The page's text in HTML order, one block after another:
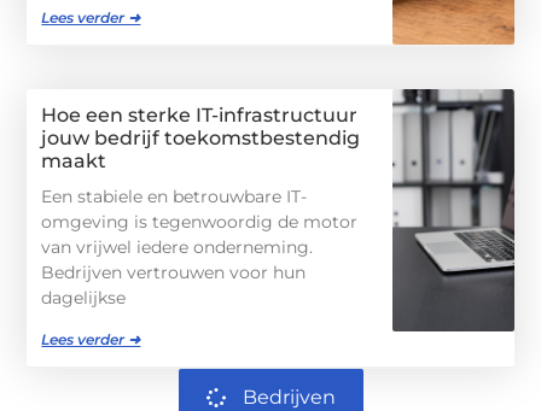
Lees verder ➜
Hoe een sterke IT-infrastructuur
jouw bedrijf toekomstbestendig
maakt
Een stabiele en betrouwbare IT-
omgeving is tegenwoordig de motor
van vrijwel iedere onderneming.
Bedrijven vertrouwen voor hun
dagelijkse
Lees verder ➜
Bedrijven